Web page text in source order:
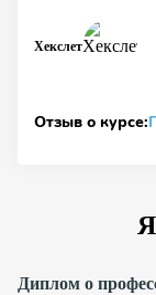
Хекслет
Отзыв о курсе:
Диплом о